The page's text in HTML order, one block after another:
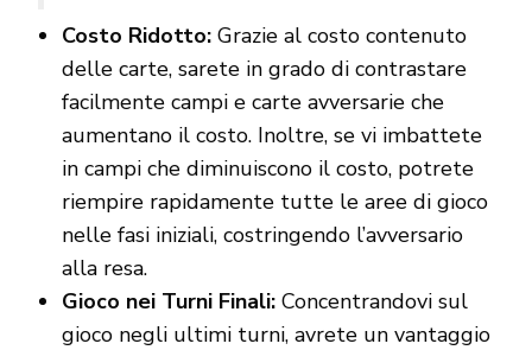
Costo Ridotto:Grazie al costo contenuto
delle carte, sarete in grado di contrastare
facilmente campi e carte avversarie che
aumentano il costo. Inoltre, se vi imbattete
in campi che diminuiscono il costo, potrete
riempire rapidamente tutte le aree di gioco
nelle fasi iniziali, costringendo l’avversario
alla resa.
Gioco nei Turni Finali:Concentrandovi sul
gioco negli ultimi turni, avrete un vantaggio